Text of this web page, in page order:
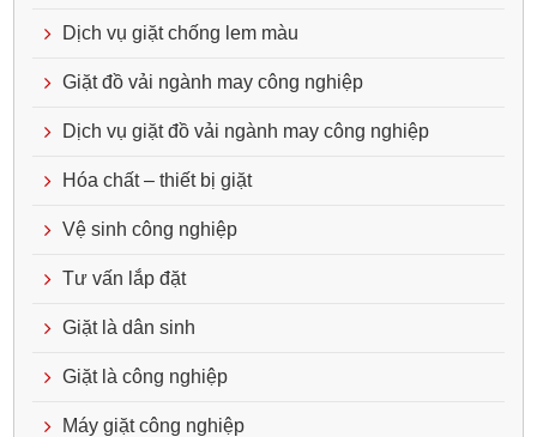
Dịch vụ giặt chống lem màu
Giặt đồ vải ngành may công nghiệp
Dịch vụ giặt đồ vải ngành may công nghiệp
Hóa chất – thiết bị giặt
Vệ sinh công nghiệp
Tư vấn lắp đặt
Giặt là dân sinh
Giặt là công nghiệp
Máy giặt công nghiệp